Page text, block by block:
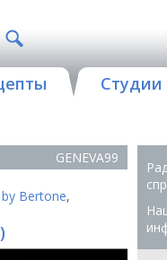
Студии
GENEVA99
Bertone,